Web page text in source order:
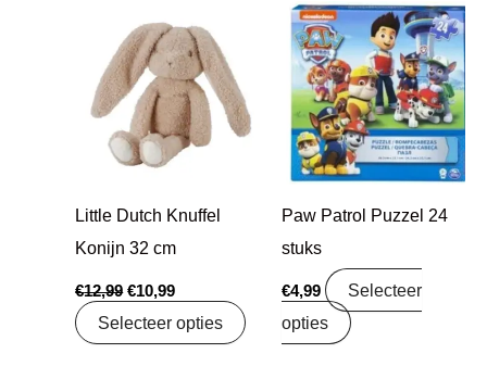
Little Dutch Knuffel
Konijn 32 cm
€12,99
prijs
was:
€12,99.
€10,99
prijs
is:
€10,99.
Selecteer opties
Paw Patrol Puzzel 24
stuks
€4,99
Selecteer
opties